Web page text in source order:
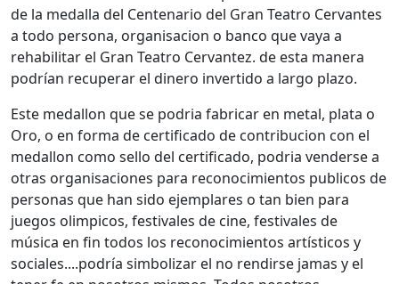
de la medalla del Centenario del Gran Teatro Cervantes
a todo persona, organisacion o banco que vaya a
rehabilitar el Gran Teatro Cervantez. de esta manera
podrían recuperar el dinero invertido a largo plazo.
Este medallon que se podria fabricar en metal, plata o
Oro, o en forma de certificado de contribucion con el
medallon como sello del certificado, podria venderse a
otras organisaciones para reconocimientos publicos de
personas que han sido ejemplares o tan bien para
juegos olimpicos, festivales de cine, festivales de
música en fin todos los reconocimientos artísticos y
sociales....podría simbolizar el no rendirse jamas y el